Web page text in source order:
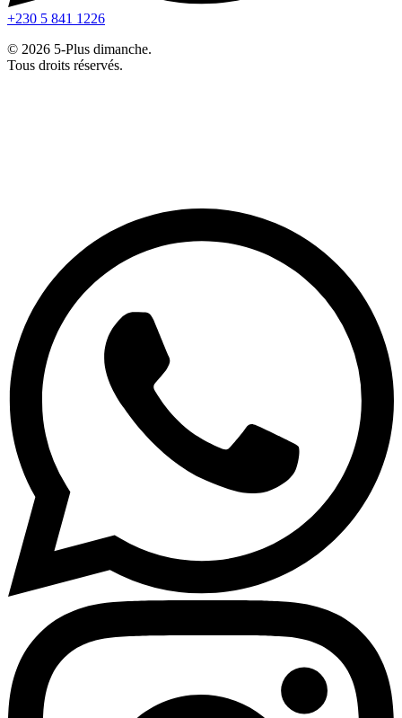
+230 5 841 1226
© 2026 5-Plus dimanche.
Tous droits réservés.